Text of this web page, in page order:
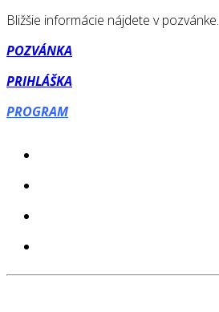
Bližšie informácie nájdete v pozvánke.
POZVÁNKA
PRIHLÁŠKA
PROGRAM